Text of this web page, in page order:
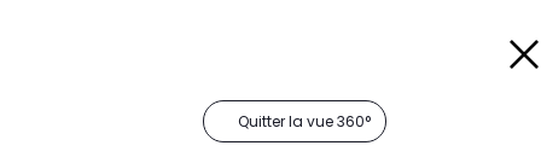
Quitter la vue 360°